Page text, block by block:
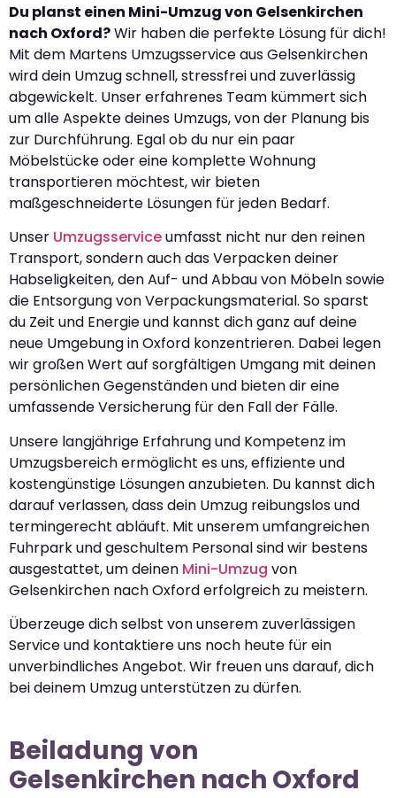
Du planst einen Mini-Umzug von Gelsenkirchen
nach Oxford?Wir haben die perfekte Lösung für dich!
Mit dem Martens Umzugsservice aus Gelsenkirchen
wird dein Umzug schnell, stressfrei und zuverlässig
abgewickelt. Unser erfahrenes Team kümmert sich
um alle Aspekte deines Umzugs, von der Planung bis
zur Durchführung. Egal ob du nur ein paar
Möbelstücke oder eine komplette Wohnung
transportieren möchtest, wir bieten
maßgeschneiderte Lösungen für jeden Bedarf.
Unser Umzugsserviceumfasst nicht nur den reinen
Transport, sondern auch das Verpacken deiner
Habseligkeiten, den Auf- und Abbau von Möbeln sowie
die Entsorgung von Verpackungsmaterial. So sparst
du Zeit und Energie und kannst dich ganz auf deine
neue Umgebung in Oxford konzentrieren. Dabei legen
wir großen Wert auf sorgfältigen Umgang mit deinen
persönlichen Gegenständen und bieten dir eine
umfassende Versicherung für den Fall der Fälle.
Unsere langjährige Erfahrung und Kompetenz im
Umzugsbereich ermöglicht es uns, effiziente und
kostengünstige Lösungen anzubieten. Du kannst dich
darauf verlassen, dass dein Umzug reibungslos und
termingerecht abläuft. Mit unserem umfangreichen
Fuhrpark und geschultem Personal sind wir bestens
ausgestattet, um deinen Mini-Umzug von
Gelsenkirchen nach Oxford erfolgreich zu meistern.
Überzeuge dich selbst von unserem zuverlässigen
Service und kontaktiere uns noch heute für ein
unverbindliches Angebot. Wir freuen uns darauf, dich
bei deinem Umzug unterstützen zu dürfen.
Beiladung von
Gelsenkirchen nach Oxford